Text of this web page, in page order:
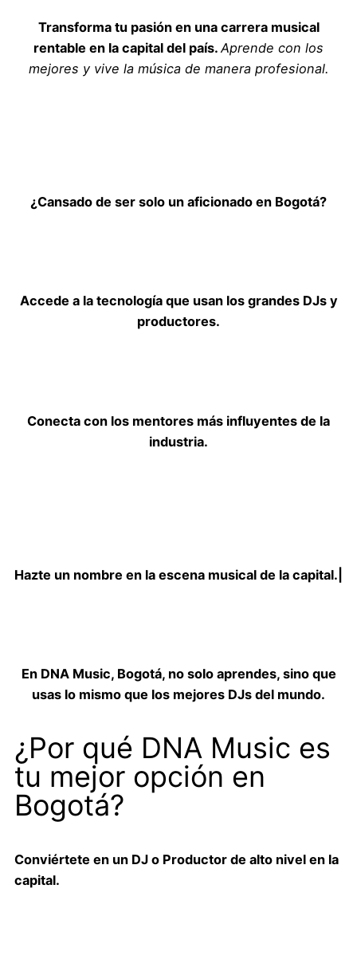
Transforma tu pasión en una carrera musical
rentable en la capital del país. Aprende con los
mejores y vive la música de manera profesional.
¿Cansado de ser solo un aficionado en Bogotá?
Accede a la tecnología que usan los grandes DJs y
productores.
Conecta con los mentores más influyentes de la
industria.
Hazte un nombre en la escena musical de la capital.|
En DNA Music, Bogotá, no solo aprendes, sino que
usas lo mismo que los mejores DJs del mundo.
¿Por qué DNA Music es
tu mejor opción en
Bogotá?
Conviértete en un DJ o Productor de alto nivel en la
capital.